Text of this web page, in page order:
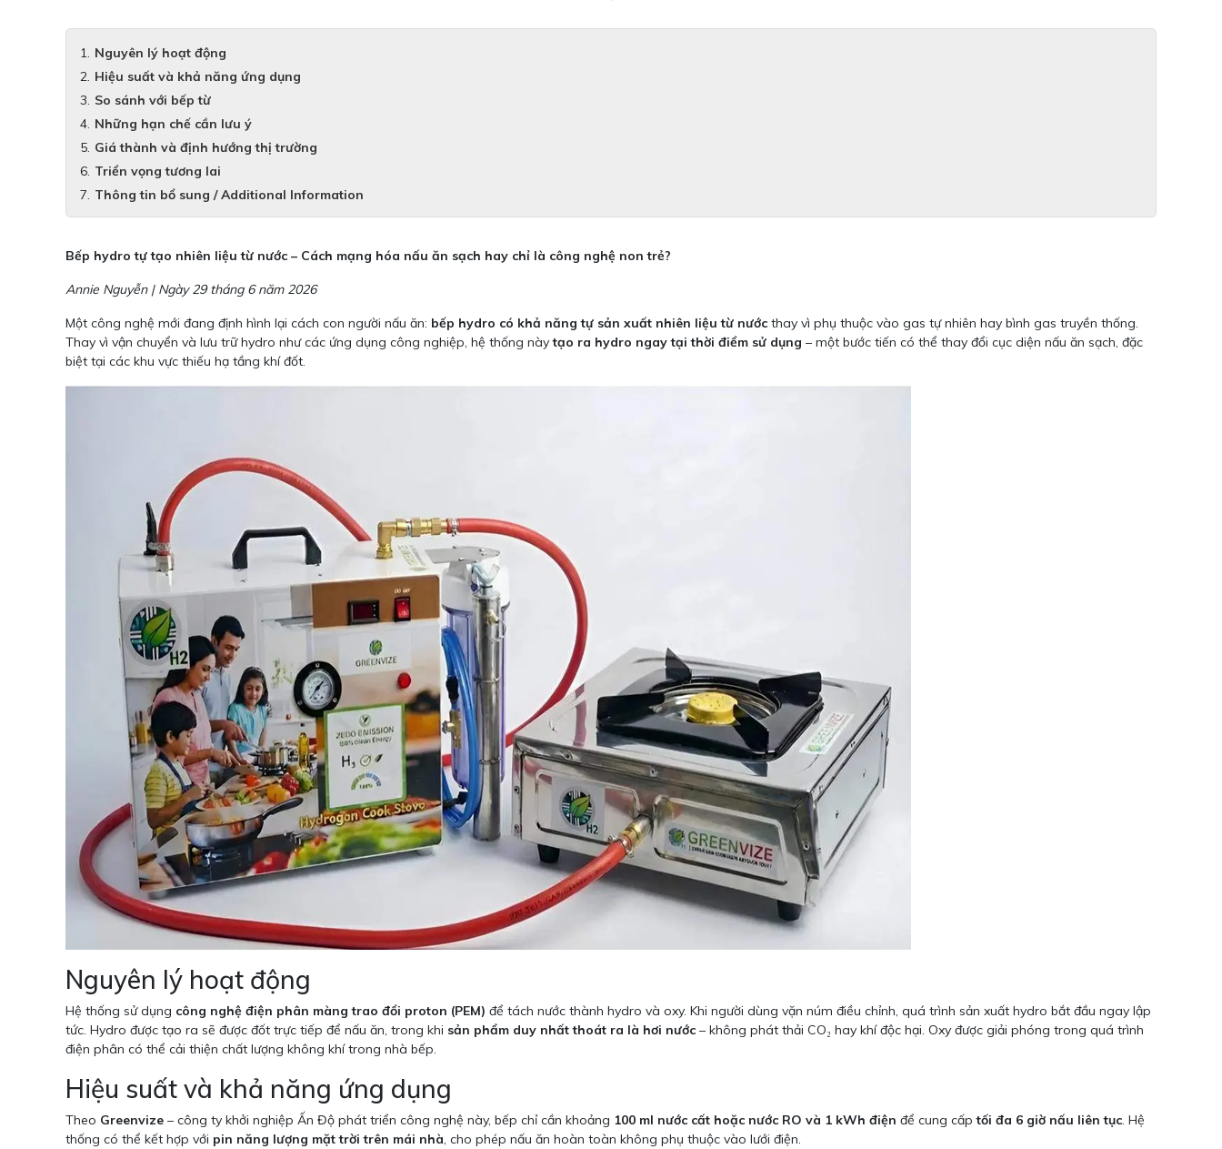
Nguyên lý hoạt động
Hiệu suất và khả năng ứng dụng
So sánh với bếp từ
Những hạn chế cần lưu ý
Giá thành và định hướng thị trường
Triển vọng tương lai
Thông tin bổ sung / Additional Information
Bếp hydro tự tạo nhiên liệu từ nước – Cách mạng hóa nấu ăn sạch hay chỉ là công nghệ non trẻ?
Annie Nguyễn | Ngày 29 tháng 6 năm 2026
Một công nghệ mới đang định hình lại cách con người nấu ăn: bếp hydro có khả năng tự sản xuất nhiên liệu từ nước thay vì phụ thuộc vào gas tự nhiên hay bình gas truyền thống.
Thay vì vận chuyển và lưu trữ hydro như các ứng dụng công nghiệp, hệ thống nàytạo ra hydro ngay tại thời điểm sử dụng – một bước tiến có thể thay đổi cục diện nấu ăn sạch, đặc
biệt tại các khu vực thiếu hạ tầng khí đốt.
Nguyên lý hoạt động
Hệ thống sử dụng công nghệ điện phân màng trao đổi proton (PEM) để tách nước thành hydro và oxy. Khi người dùng vặn núm điều chỉnh, quá trình sản xuất hydro bắt đầu ngay lập
tức. Hydro được tạo ra sẽ được đốt trực tiếp để nấu ăn, trong khi sản phẩm duy nhất thoát ra là hơi nước – không phát thải CO₂ hay khí độc hại. Oxy được giải phóng trong quá trình
điện phân có thể cải thiện chất lượng không khí trong nhà bếp.
Hiệu suất và khả năng ứng dụng
Theo Greenvize – công ty khởi nghiệp Ấn Độ phát triển công nghệ này, bếp chỉ cần khoảng 100 ml nước cất hoặc nước RO và 1 kWh điện để cung cấptối đa 6 giờ nấu liên tục. Hệ
thống có thể kết hợp với pin năng lượng mặt trời trên mái nhà, cho phép nấu ăn hoàn toàn không phụ thuộc vào lưới điện.